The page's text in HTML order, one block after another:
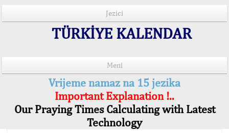
Jezici
TÜRKİYE KALENDAR
Meni
Vrijeme namaz na 15 jezika
Important Explanation !..
Our Praying Times Calculating with Latest
Technology